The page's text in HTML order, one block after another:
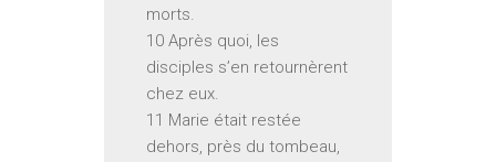
morts.
10 Après quoi, les
disciples s’en retournèrent
chez eux.
11 Marie était restée
dehors, près du tombeau,